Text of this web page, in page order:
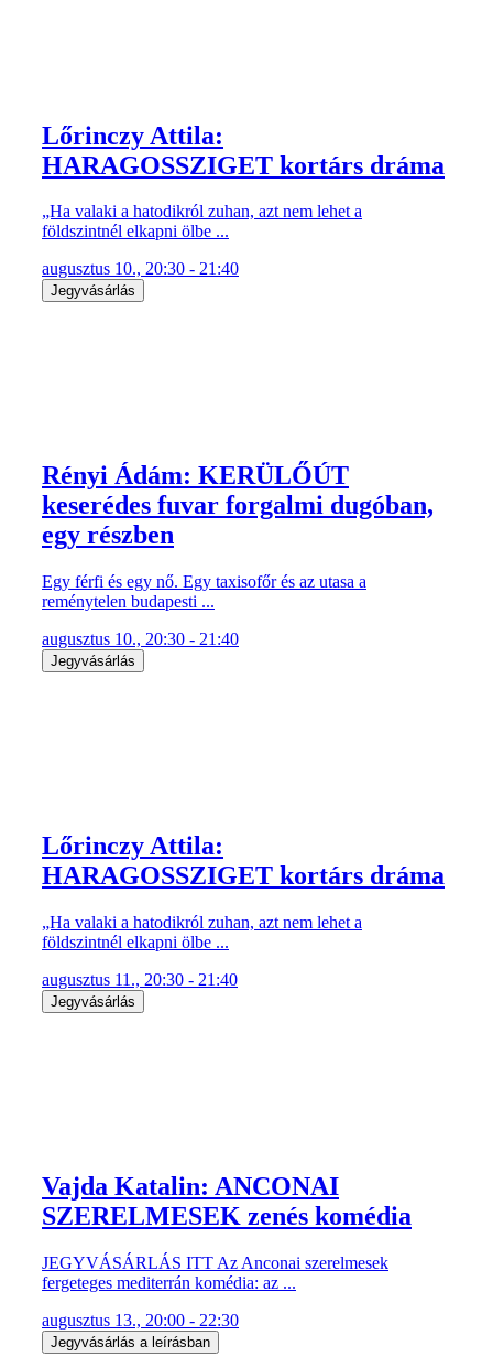
Lőrinczy Attila:
HARAGOSSZIGET kortárs dráma
„Ha valaki a hatodikról zuhan, azt nem lehet a
földszintnél elkapni ölbe ...
augusztus 10., 20:30 - 21:40
Jegyvásárlás
Rényi Ádám: KERÜLŐÚT
keserédes fuvar forgalmi dugóban,
egy részben
Egy férfi és egy nő. Egy taxisofőr és az utasa a
reménytelen budapesti ...
augusztus 10., 20:30 - 21:40
Jegyvásárlás
Lőrinczy Attila:
HARAGOSSZIGET kortárs dráma
„Ha valaki a hatodikról zuhan, azt nem lehet a
földszintnél elkapni ölbe ...
augusztus 11., 20:30 - 21:40
Jegyvásárlás
Vajda Katalin: ANCONAI
SZERELMESEK zenés komédia
JEGYVÁSÁRLÁS ITT Az Anconai szerelmesek
fergeteges mediterrán komédia: az ...
augusztus 13., 20:00 - 22:30
Jegyvásárlás a leírásban